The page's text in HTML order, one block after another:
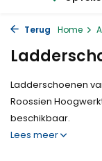
Terug Home
Ladderschoenen
Roossien
beschikbaar.
Lees meer